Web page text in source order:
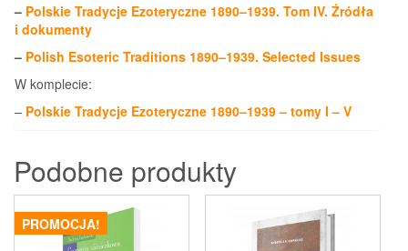
– Polskie Tradycje Ezoteryczne 1890–1939. Tom IV. Źródła
i dokumenty
– Polish Esoteric Traditions 1890–1939. Selected Issues
W komplecie:
– Polskie Tradycje Ezoteryczne 1890–1939 – tomy I – V
Podobne produkty
PROMOCJA!